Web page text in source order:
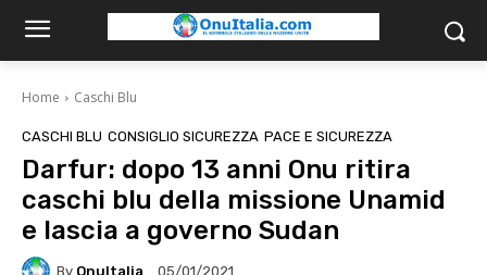
Home Caschi Blu
CASCHI BLU CONSIGLIO SICUREZZA PACE E SICUREZZA
Darfur: dopo 13 anni Onu ritira
caschi blu della missione Unamid
e lascia a governo Sudan
By OnuItalia 05/01/2021